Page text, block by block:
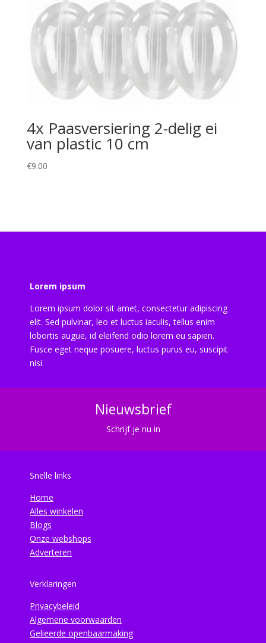
4x Paasversiering 2-delig ei
van plastic 10 cm
€9.00
Lorem ipsum
Lorem ipsum dolor sit amet, consectetur adipiscing
elit. Sed pulvinar, leo et luctus iaculis, tellus enim
lobortis augue, id eleifend odio lorem eu sapien.
Fusce eget neque posuere, luctus purus eu, suscipit
nisi.
Nieuwsbrief
Schrijf je nu in
Snelle links
Home
Alles winkelen
Blogs
Onze webshops
Adverteren
Verklaringen
Privacybeleid
Algemene voorwaarden
Gelieerde openbaarmaking